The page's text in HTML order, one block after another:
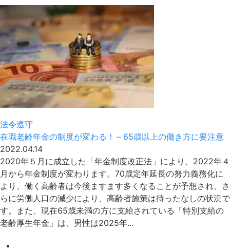
法令遵守
在職老齢年金の制度が変わる！～65歳以上の働き方に要注意
2022.04.14
2020年５月に成立した「年金制度改正法」により、2022年４
月から年金制度が変わります。70歳定年延長の努力義務化に
より、働く高齢者は今後ますます多くなることが予想され、さ
らに労働人口の減少により、高齢者施策は待ったなしの状況で
す。また、現在65歳未満の方に支給されている「特別支給の
老齢厚生年金」は、男性は2025年...